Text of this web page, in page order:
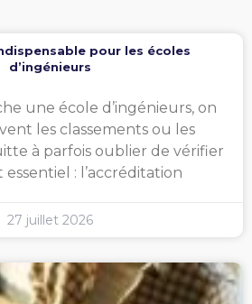
pour les écoles
d’ingénieurs
une école d’ingénieurs, on
les classements ou les
à parfois oublier de vérifier
: l’accréditation
27 juillet 2026